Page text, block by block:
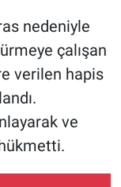
nedeniyle
çalışan
verilen hapis
ve